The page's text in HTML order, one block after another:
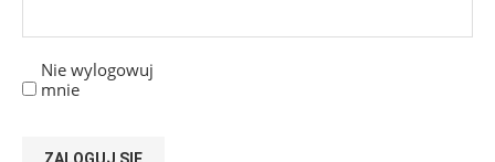
Nie wylogowuj
mnie